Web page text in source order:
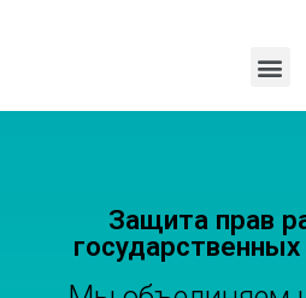
Защита прав